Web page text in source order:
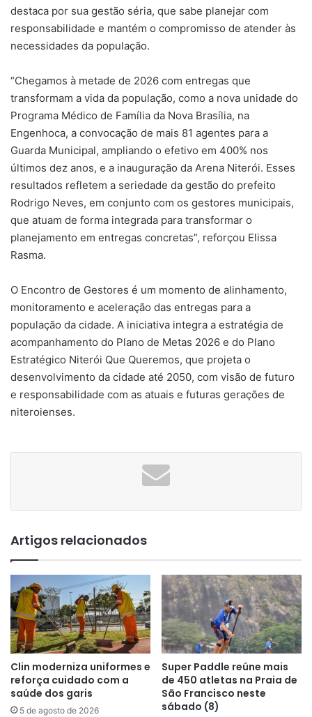
destaca por sua gestão séria, que sabe planejar com
responsabilidade e mantém o compromisso de atender às
necessidades da população.
“Chegamos à metade de 2026 com entregas que
transformam a vida da população, como a nova unidade do
Programa Médico de Família da Nova Brasília, na
Engenhoca, a convocação de mais 81 agentes para a
Guarda Municipal, ampliando o efetivo em 400% nos
últimos dez anos, e a inauguração da Arena Niterói. Esses
resultados refletem a seriedade da gestão do prefeito
Rodrigo Neves, em conjunto com os gestores municipais,
que atuam de forma integrada para transformar o
planejamento em entregas concretas”, reforçou Elissa
Rasma.
O Encontro de Gestores é um momento de alinhamento,
monitoramento e aceleração das entregas para a
população da cidade. A iniciativa integra a estratégia de
acompanhamento do Plano de Metas 2026 e do Plano
Estratégico Niterói Que Queremos, que projeta o
desenvolvimento da cidade até 2050, com visão de futuro
e responsabilidade com as atuais e futuras gerações de
niteroienses.
Artigos relacionados
Clin moderniza uniformes e
reforça cuidado com a
saúde dos garis
5 de agosto de 2026
Super Paddle reúne mais
de 450 atletas na Praia de
São Francisco neste
sábado (8)